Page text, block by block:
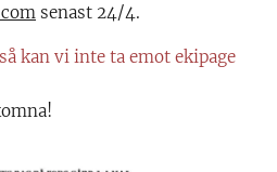
senast 24/4.
kan vi inte ta emot ekipage